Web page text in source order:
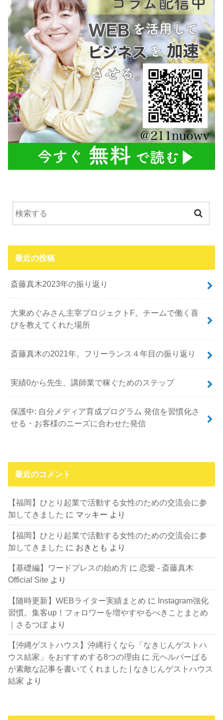
最近の投稿
斎藤真木2023年の振り返り
大東めぐみさん主宰プロジェクトF。チームで働く喜
びを教えてくれた場所
斎藤真木の2021年。フリーランス４年目の振り返り
実績0から先生、講師業で稼ぐためのステップ
保護中: 自分メディア育成プログラム 発信を習慣化さ
せる・お客様のニーズに合わせた発信
最近のコメント
【福岡】ひとり起業で活動する女性のための交流会に参
加してきました に マッキー より
【福岡】ひとり起業で活動する女性のための交流会に参
加してきました に おきとも より
【基礎編】ワードプレスの始め方 に恋愛 - 斎藤真木
Official Site より
【随時更新】WEBライター実績まとめ に Instagram強化
習慣。集客up！フォロワーを増やすやるべきことまとめ
｜さるつぼより
【沖縄ゲストハウス】沖縄行くなら「なきじんゲストハ
ウス結家」をおすすめする8つの理由 に 元ヘルパーぱる
が素敵な記事を書いてくれました | なきじんゲストハウス
結家 より